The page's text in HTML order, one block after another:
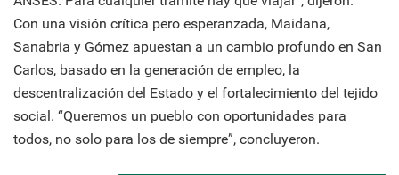
Con una visión crítica pero esperanzada, Maidana,
Sanabria y Gómez apuestan a un cambio profundo en San
Carlos, basado en la generación de empleo, la
descentralización del Estado y el fortalecimiento del tejido
social. “Queremos un pueblo con oportunidades para
todos, no solo para los de siempre”, concluyeron.